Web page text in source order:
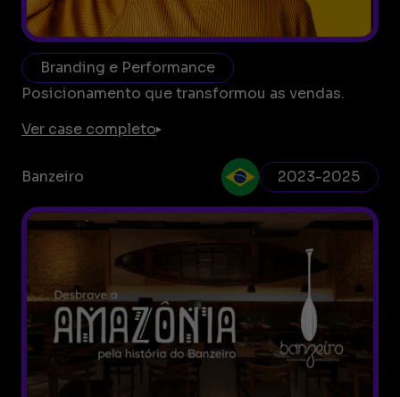
Posicionamento que transformou as vendas.
Branding e Performance
Ver case completo
Banzeiro 2023-2025